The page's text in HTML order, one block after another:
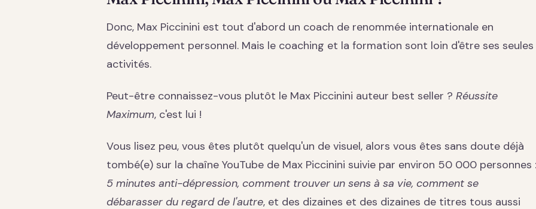
Donc, Max Piccinini est tout d'abord un coach de renommée internationale en
développement personnel. Mais le coaching et la formation sont loin d'être ses seules
activités.
Peut-être connaissez-vous plutôt le Max Piccinini auteur best seller ? Réussite
Maximum, c'est lui !
Vous lisez peu, vous êtes plutôt quelqu'un de visuel, alors vous êtes sans doute déjà
tombé(e) sur la chaîne YouTube de Max Piccinini suivie par environ 50 000 personnes :
5 minutes anti-dépression, comment trouver un sens à sa vie, comment se
débarasser du regard de l'autre, et des dizaines et des dizaines de titres tous aussi